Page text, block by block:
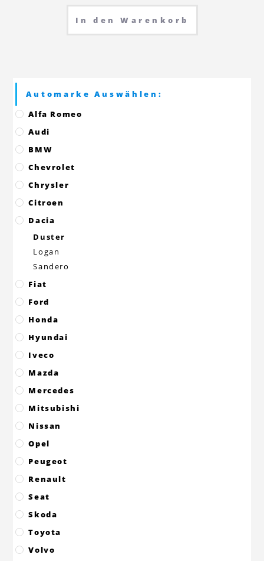
In den Warenkorb
Automarke Auswählen:
Alfa Romeo
Audi
BMW
Chevrolet
Chrysler
Citroen
Dacia
Duster
Logan
Sandero
Fiat
Ford
Honda
Hyundai
Iveco
Mazda
Mercedes
Mitsubishi
Nissan
Opel
Peugeot
Renault
Seat
Skoda
Toyota
Volvo